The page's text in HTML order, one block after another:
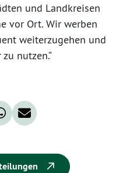
und Landkreisen
vor Ort. Wir werben
weiterzugehen und
nutzen.“